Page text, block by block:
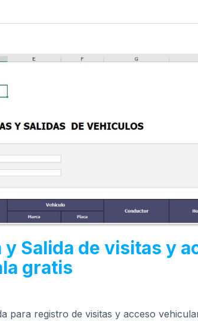
Salida de visitas y
gratis
para registro de visitas y acceso